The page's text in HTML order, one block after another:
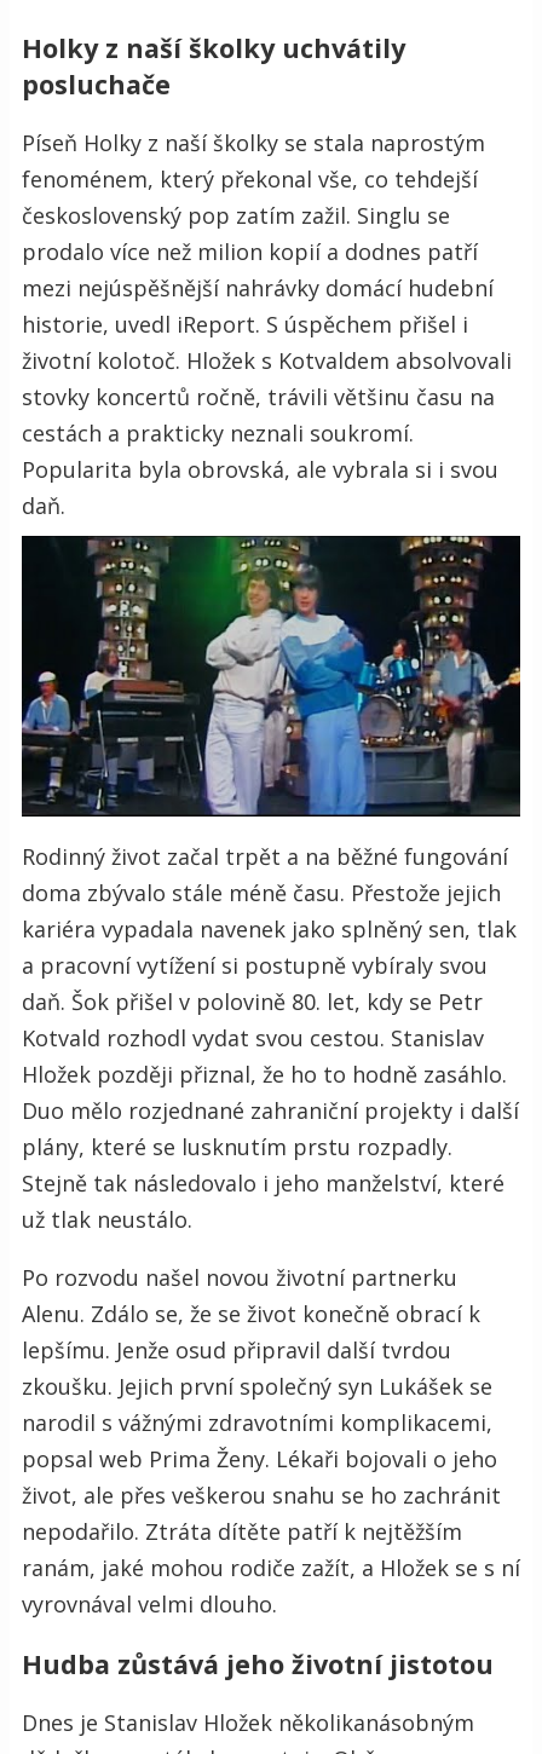
Holky z naší školky uchvátily
posluchače
Píseň Holky z naší školky se stala naprostým
fenoménem, který překonal vše, co tehdejší
československý pop zatím zažil. Singlu se
prodalo více než milion kopií a dodnes patří
mezi nejúspěšnější nahrávky domácí hudební
historie, uvedl iReport. S úspěchem přišel i
životní kolotoč. Hložek s Kotvaldem absolvovali
stovky koncertů ročně, trávili většinu času na
cestách a prakticky neznali soukromí.
Popularita byla obrovská, ale vybrala si i svou
daň.
Rodinný život začal trpět a na běžné fungování
doma zbývalo stále méně času. Přestože jejich
kariéra vypadala navenek jako splněný sen, tlak
a pracovní vytížení si postupně vybíraly svou
daň. Šok přišel v polovině 80. let, kdy se Petr
Kotvald rozhodl vydat svou cestou. Stanislav
Hložek později přiznal, že ho to hodně zasáhlo.
Duo mělo rozjednané zahraniční projekty i další
plány, které se lusknutím prstu rozpadly.
Stejně tak následovalo i jeho manželství, které
už tlak neustálo.
Po rozvodu našel novou životní partnerku
Alenu. Zdálo se, že se život konečně obrací k
lepšímu. Jenže osud připravil další tvrdou
zkoušku. Jejich první společný syn Lukášek se
narodil s vážnými zdravotními komplikacemi,
popsal web Prima Ženy. Lékaři bojovali o jeho
život, ale přes veškerou snahu se ho zachránit
nepodařilo. Ztráta dítěte patří k nejtěžším
ranám, jaké mohou rodiče zažít, a Hložek se s ní
vyrovnával velmi dlouho.
Hudba zůstává jeho životní jistotou
Dnes je Stanislav Hložek několikanásobným